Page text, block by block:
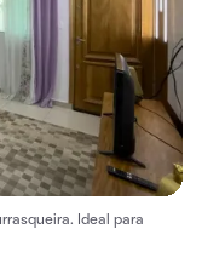
Ideal para